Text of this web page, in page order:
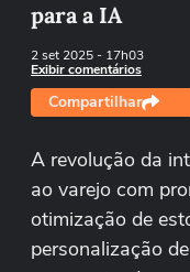
para a IA
2 set 2025- 17h03
Exibir comentários
Compartilhar
A revolução da
ao varejo com
otimização de
personalização